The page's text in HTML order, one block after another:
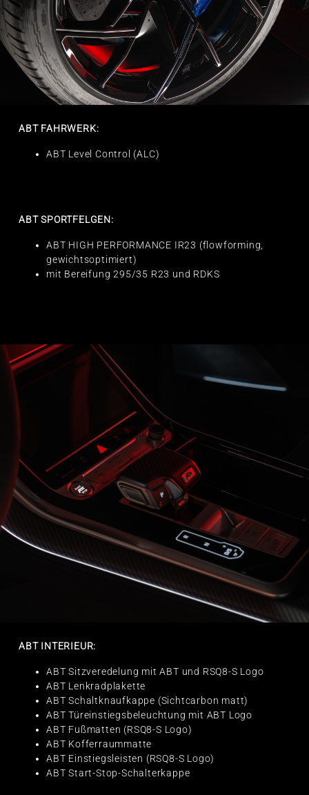
ABT FAHRWERK:
ABT Level Control (ALC)
ABT SPORTFELGEN:
ABT HIGH PERFORMANCE IR23 (flowforming,
gewichtsoptimiert)
mit Bereifung 295/35 R23 und RDKS
ABT INTERIEUR:
ABT Sitzveredelung mit ABT und RSQ8-S Logo
ABT Lenkradplakette
ABT Schaltknaufkappe (Sichtcarbon matt)
ABT Türeinstiegsbeleuchtung mit ABT Logo
ABT Fußmatten (RSQ8-S Logo)
ABT Kofferraummatte
ABT Einstiegsleisten (RSQ8-S Logo)
ABT Start-Stop-Schalterkappe